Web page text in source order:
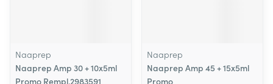
Naaprep
Naaprep Amp 30 + 10x5ml
Promo Rempl.2983591
Naaprep
Naaprep Amp 45 + 15x5ml
Promo